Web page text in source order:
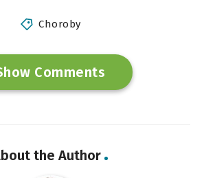
Choroby
Comments
the Author